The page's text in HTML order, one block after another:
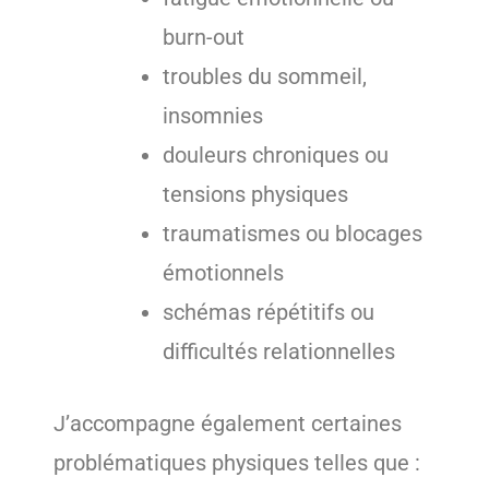
burn-out
troubles du sommeil,
insomnies
douleurs chroniques ou
tensions physiques
traumatismes ou blocages
émotionnels
schémas répétitifs ou
difficultés relationnelles
J’accompagne également certaines
problématiques physiques telles que :